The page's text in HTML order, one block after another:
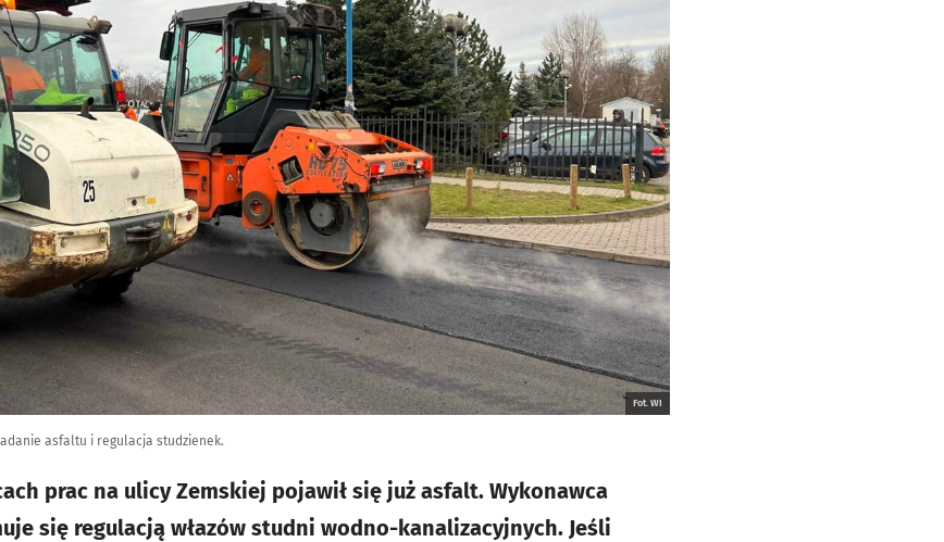
Fot. WI
asfaltu i regulacja studzienek.
prac na ulicy Zemskiej pojawił się już asfalt. Wykonawca
się regulacją włazów studni wodno-kanalizacyjnych. Jeśli